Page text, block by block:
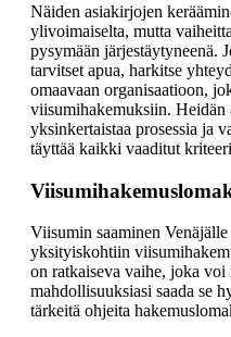
Näiden asiakirjojen
ylivoimaiselta, mutta
pysymään järjestäytyneenä.
tarvitset apua, harkitse
omaavaan organisaatioon,
viisumihakemuksiin. Heidän
yksinkertaistaa prosessia ja
täyttää kaikki vaaditut
Viisumin saaminen
yksityiskohtiin
on ratkaiseva vaihe, joka voi
mahdollisuuksiasi saada se
tärkeitä ohjeita